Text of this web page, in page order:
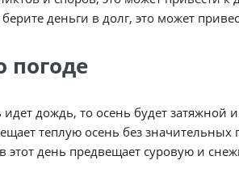
деньги в долг, это может
погоде
идет дождь, то осень будет затяжной
теплую осень без значительных
этот день предвещает суровую и